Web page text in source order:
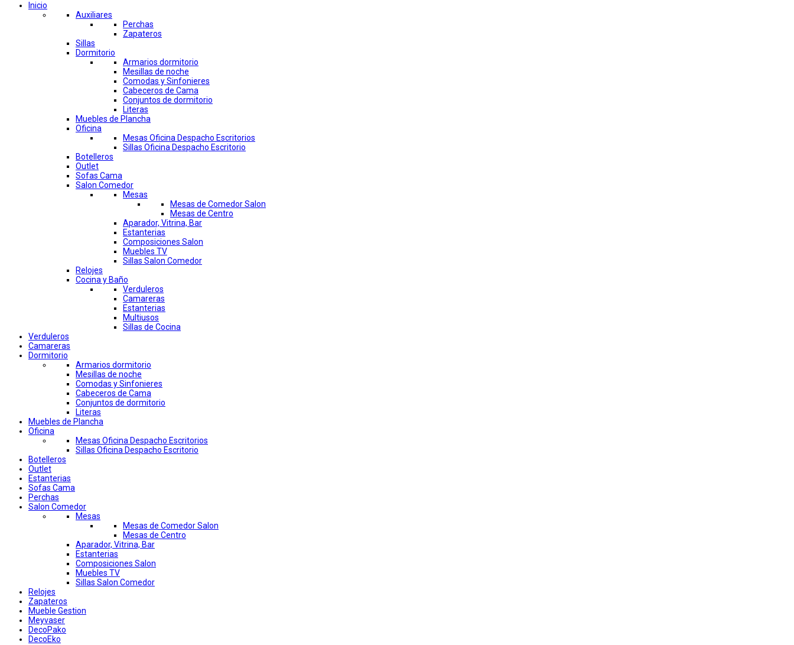
Inicio
Auxiliares
Perchas
Zapateros
Sillas
Dormitorio
Armarios dormitorio
Mesillas de noche
Comodas y Sinfonieres
Cabeceros de Cama
Conjuntos de dormitorio
Literas
Muebles de Plancha
Oficina
Mesas Oficina Despacho Escritorios
Sillas Oficina Despacho Escritorio
Botelleros
Outlet
Sofas Cama
Salon Comedor
Mesas
Mesas de Comedor Salon
Mesas de Centro
Aparador, Vitrina, Bar
Estanterias
Composiciones Salon
Muebles TV
Sillas Salon Comedor
Relojes
Cocina y Baño
Verduleros
Camareras
Estanterias
Multiusos
Sillas de Cocina
Verduleros
Camareras
Dormitorio
Armarios dormitorio
Mesillas de noche
Comodas y Sinfonieres
Cabeceros de Cama
Conjuntos de dormitorio
Literas
Muebles de Plancha
Oficina
Mesas Oficina Despacho Escritorios
Sillas Oficina Despacho Escritorio
Botelleros
Outlet
Estanterias
Sofas Cama
Perchas
Salon Comedor
Mesas
Mesas de Comedor Salon
Mesas de Centro
Aparador, Vitrina, Bar
Estanterias
Composiciones Salon
Muebles TV
Sillas Salon Comedor
Relojes
Zapateros
Mueble Gestion
Meyvaser
DecoPako
DecoEko